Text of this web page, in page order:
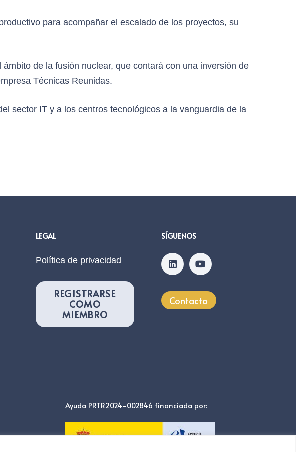
para acompañar el escalado de los proyectos, su
de la fusión nuclear, que contará con una inversión de
Técnicas Reunidas.
sector IT y a los centros tecnológicos a la vanguardia de la
LEGAL
Política de privacidad
REGISTRARSE
COMO
MIEMBRO
SÍGUENOS
Contacto
Ayuda PRTR2024-002846 financiada por: